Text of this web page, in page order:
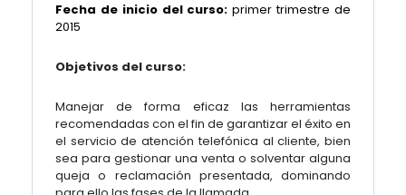
Fecha de inicio del curso: primer trimestre de
2015
Objetivos del curso:
Manejar de forma eficaz las herramientas
recomendadas con el fin de garantizar el éxito en
el servicio de atención telefónica al cliente, bien
sea para gestionar una venta o solventar alguna
queja o reclamación presentada, dominando